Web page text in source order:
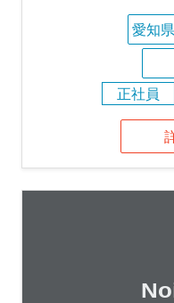
愛知県
正社員